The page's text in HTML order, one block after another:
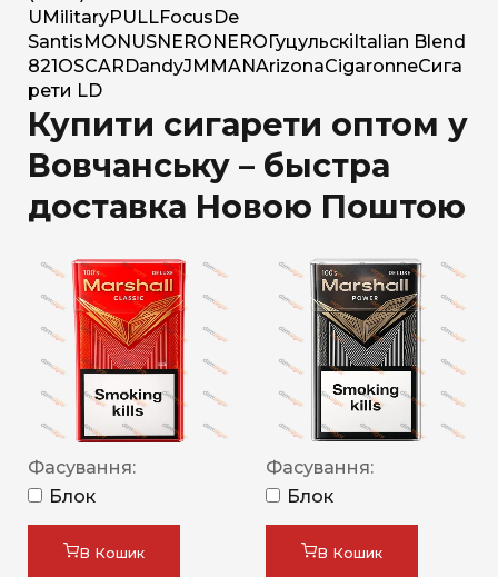
U MilitaryPULLFocus De
Santis MONUSNERO NERO Гуцульскі Italian Blend
821 OSCAR DandyJM MANArizonaCigaronneСига
рети LD
Купити сигарети оптом у
Вовчанську – быстра
доставка Новою Поштою
Фасування:
Блок
В Кошик
Фасування:
Блок
В Кошик